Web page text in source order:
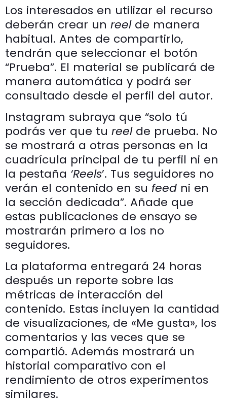
Los interesados en utilizar el recurso
deberán crear un reelde manera
habitual. Antes de compartirlo,
tendrán que seleccionar el botón
“Prueba”. El material se publicará de
manera automática y podrá ser
consultado desde el perfil del autor.
Instagram subraya que “solo tú
podrás ver que tu reelde prueba. No
se mostrará a otras personas en la
cuadrícula principal de tu perfil ni en
la pestaña ‘Reels’. Tus seguidores no
verán el contenido en su feed ni en
la sección dedicada”. Añade que
estas publicaciones de ensayo se
mostrarán primero a los no
seguidores.
La plataforma entregará 24 horas
después un reporte sobre las
métricas de interacción del
contenido. Estas incluyen la cantidad
de visualizaciones, de «Me gusta», los
comentarios y las veces que se
compartió. Además mostrará un
historial comparativo con el
rendimiento de otros experimentos
similares.